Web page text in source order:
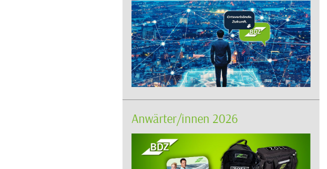
Anwärter/innen 2026